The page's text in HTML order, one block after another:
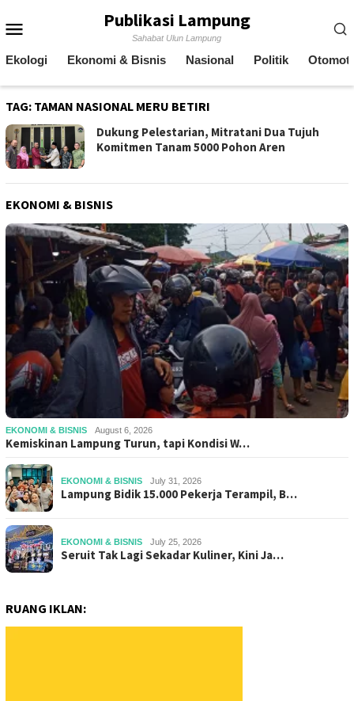
to
Publikasi Lampung
Sahabat Ulun Lampung
Ekologi Ekonomi & Bisnis Nasional Politik
TAG: TAMAN NASIONAL MERU BETIRI
Dukung Pelestarian, Mitratani Dua Tujuh
Komitmen Tanam 5000 Pohon Aren
EKONOMI & BISNIS
EKONOMI & BISNIS August 6, 2026
Kemiskinan Lampung Turun, tapi Kondisi W…
EKONOMI & BISNIS July 31, 2026
Lampung Bidik 15.000 Pekerja Terampil, B…
EKONOMI & BISNIS July 25, 2026
Seruit Tak Lagi Sekadar Kuliner, Kini Ja…
RUANG IKLAN: